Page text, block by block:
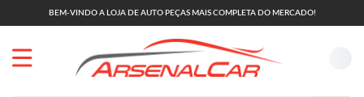
BEM-VINDO A LOJA DE AUTO PEÇAS MAIS COMPLETA DO MERCADO!